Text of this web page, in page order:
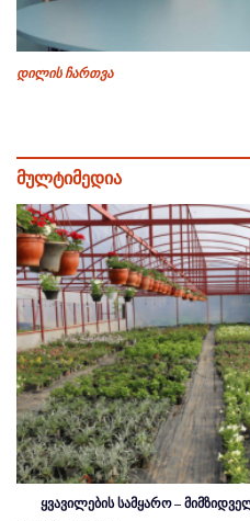
დილის ჩართვა
მულტიმედია
ყვავილების სამყარო –